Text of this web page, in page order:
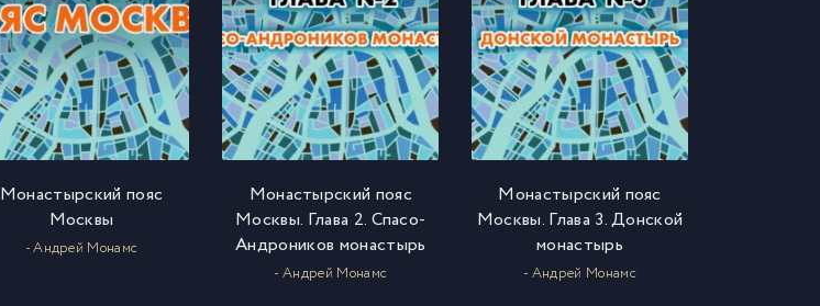
Монастырский пояс
Москвы
- Андрей Монамс
Монастырский пояс
Москвы. Глава 2. Спасо-
Андроников монастырь
- Андрей Монамс
Монастырский пояс
Москвы. Глава 3. Донской
монастырь
- Андрей Монамс